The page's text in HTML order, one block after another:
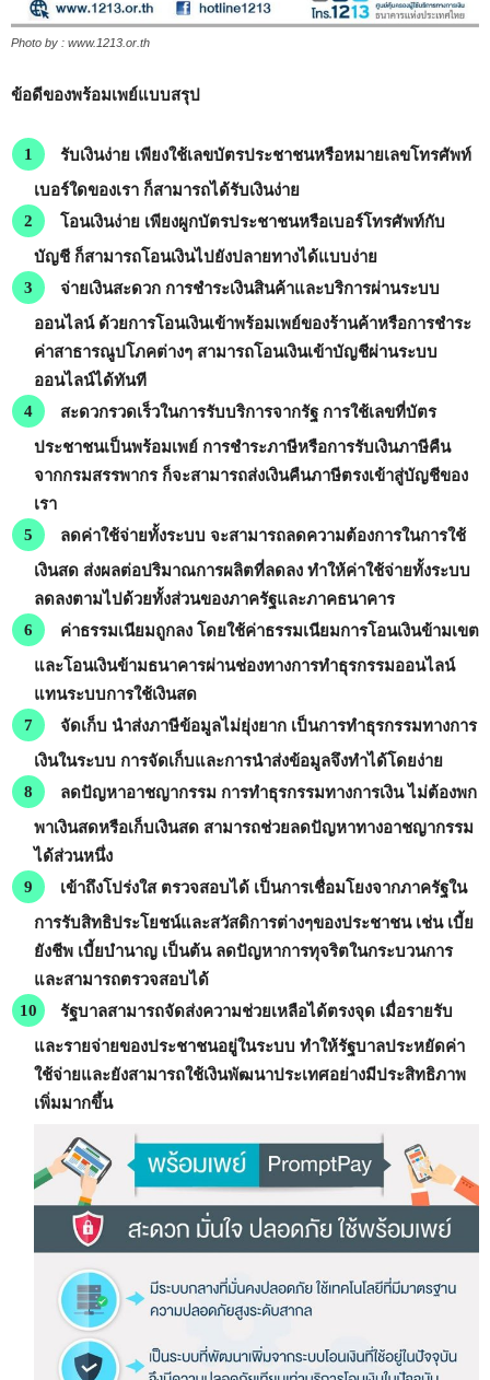
Photo by : www.1213.or.th
ข้อดีของพร้อมเพย์แบบสรุป
รับเงินง่าย เพียงใช้เลขบัตรประชาชนหรือหมายเลขโทรศัพท์
เบอร์ใดของเรา ก็สามารถได้รับเงินง่าย
โอนเงินง่าย เพียงผูกบัตรประชาชนหรือเบอร์โทรศัพท์กับ
บัญชี ก็สามารถโอนเงินไปยังปลายทางได้แบบง่าย
จ่ายเงินสะดวก การชำระเงินสินค้าและบริการผ่านระบบ
ออนไลน์ ด้วยการโอนเงินเข้าพร้อมเพย์ของร้านค้าหรือการชำระ
ค่าสาธารณูปโภคต่างๆ สามารถโอนเงินเข้าบัญชีผ่านระบบ
ออนไลน์ได้ทันที
สะดวกรวดเร็วในการรับบริการจากรัฐ การใช้เลขที่บัตร
ประชาชนเป็นพร้อมเพย์ การชำระภาษีหรือการรับเงินภาษีคืน
จากกรมสรรพากร ก็จะสามารถส่งเงินคืนภาษีตรงเข้าสู่บัญชีของ
เรา
ลดค่าใช้จ่ายทั้งระบบ จะสามารถลดความต้องการในการใช้
เงินสด ส่งผลต่อปริมาณการผลิตที่ลดลง ทำให้ค่าใช้จ่ายทั้งระบบ
ลดลงตามไปด้วยทั้งส่วนของภาครัฐและภาคธนาคาร
ค่าธรรมเนียมถูกลง โดยใช้ค่าธรรมเนียมการโอนเงินข้ามเขต
และโอนเงินข้ามธนาคารผ่านช่องทางการทำธุรกรรมออนไลน์
แทนระบบการใช้เงินสด
จัดเก็บ นำส่งภาษีข้อมูลไม่ยุ่งยาก เป็นการทำธุรกรรมทางการ
เงินในระบบ การจัดเก็บและการนำส่งข้อมูลจึงทำได้โดยง่าย
ลดปัญหาอาชญากรรม การทำธุรกรรมทางการเงิน ไม่ต้องพก
พาเงินสดหรือเก็บเงินสด สามารถช่วยลดปัญหาทางอาชญากรรม
ได้ส่วนหนึ่ง
เข้าถึงโปร่งใส ตรวจสอบได้ เป็นการเชื่อมโยงจากภาครัฐใน
การรับสิทธิประโยชน์และสวัสดิการต่างๆของประชาชน เช่น เบี้ย
ยังชีพ เบี้ยบำนาญ เป็นต้น ลดปัญหาการทุจริตในกระบวนการ
และสามารถตรวจสอบได้
รัฐบาลสามารถจัดส่งความช่วยเหลือได้ตรงจุด เมื่อรายรับ
และรายจ่ายของประชาชนอยู่ในระบบ ทำให้รัฐบาลประหยัดค่า
ใช้จ่ายและยังสามารถใช้เงินพัฒนาประเทศอย่างมีประสิทธิภาพ
เพิ่มมากขึ้น